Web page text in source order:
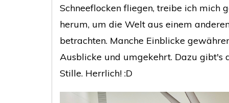
Schneeflocken fliegen, treibe ich mich
herum, um die Welt aus einem
betrachten. Manche Einblicke
Ausblicke und umgekehrt. Dazu gibt's
Stille. Herrlich! :D